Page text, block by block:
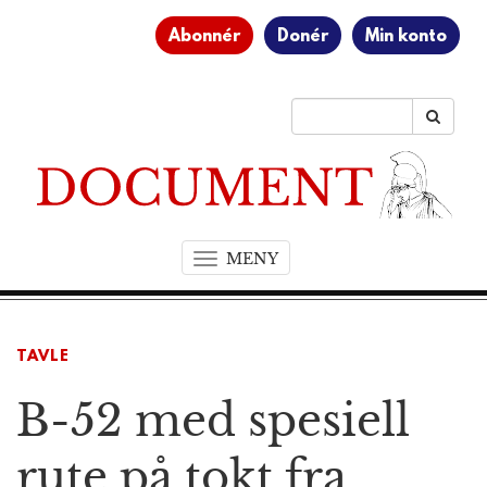
Abonnér Donér Min konto
MENYT
o
a
v
TAVLE
B-52 med spesiell